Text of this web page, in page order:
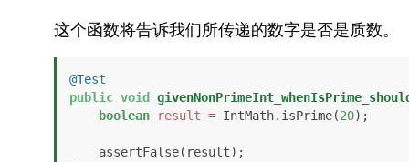
这个函数将告诉我们所传递的数字是否是质数。
@Test
public void
boolean
result = IntMath.isPrime(20);